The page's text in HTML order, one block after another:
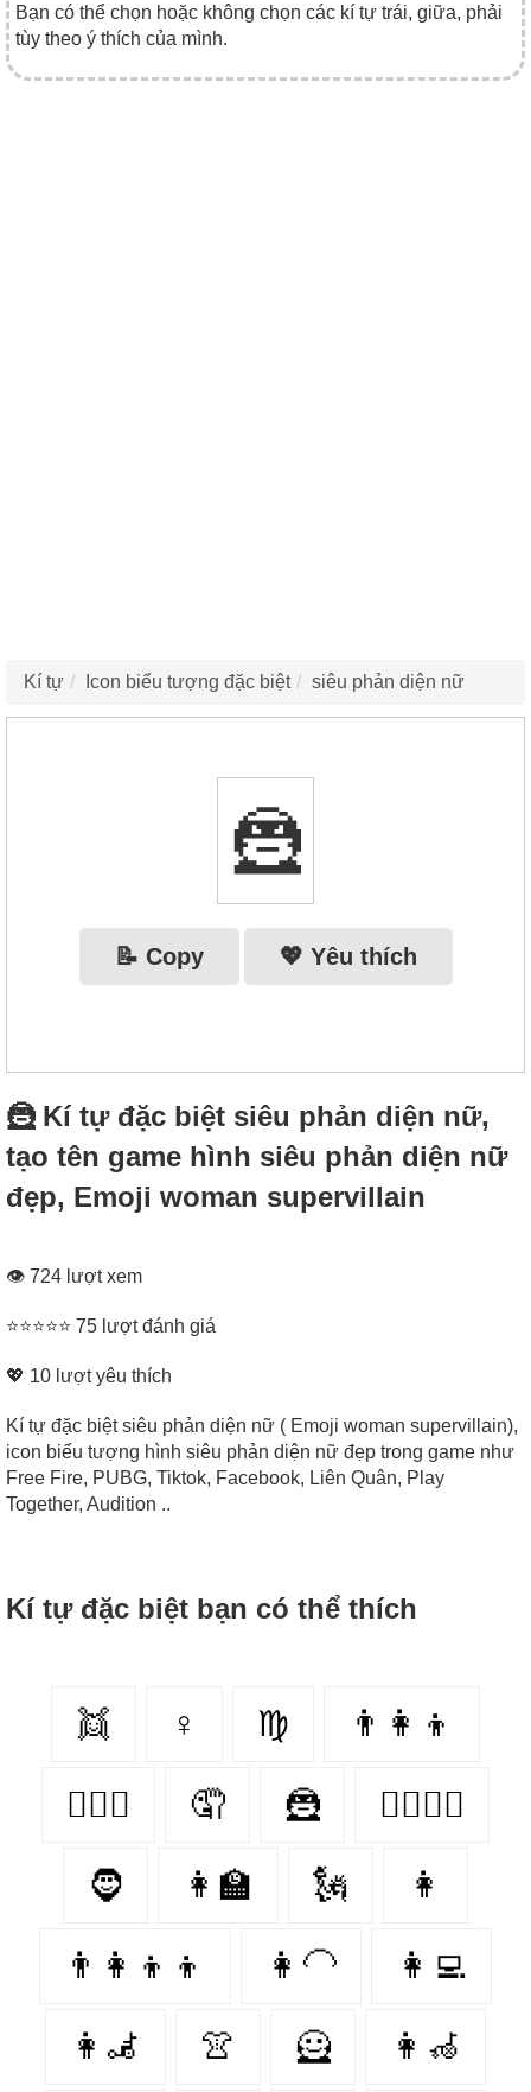
Bạn có thể chọn hoặc không chọn các kí tự trái, giữa, phải
tùy theo ý thích của mình.
Kí tự Icon biểu tượng đặc biệt siêu phản diện nữ
🦹‍
📝 Copy 💖 Yêu thích
🦹‍ Kí tự đặc biệt siêu phản diện nữ,
tạo tên game hình siêu phản diện nữ
đẹp, Emoji woman supervillain
👁 724 lượt xem
⭐⭐⭐⭐⭐ 75 lượt đánh giá
💖 10 lượt yêu thích
Kí tự đặc biệt siêu phản diện nữ ( Emoji woman supervillain),
icon biểu tượng hình siêu phản diện nữ đẹp trong game như
Free Fire, PUBG, Tiktok, Facebook, Liên Quân, Play
Together, Audition ..
Kí tự đặc biệt bạn có thể thích
👯‍ ♀ ♍ 👨‍👩‍👦
👩‍❤️‍👨 🤦‍ 🦹 👩‍❤️‍💋‍👩
🧔‍ 👩‍🏫 🗽 👩
👨‍👩‍👦‍👦 👩‍🦲 👩‍💻
👩‍🦼‍ 👚 🦸 👩‍🦽‍